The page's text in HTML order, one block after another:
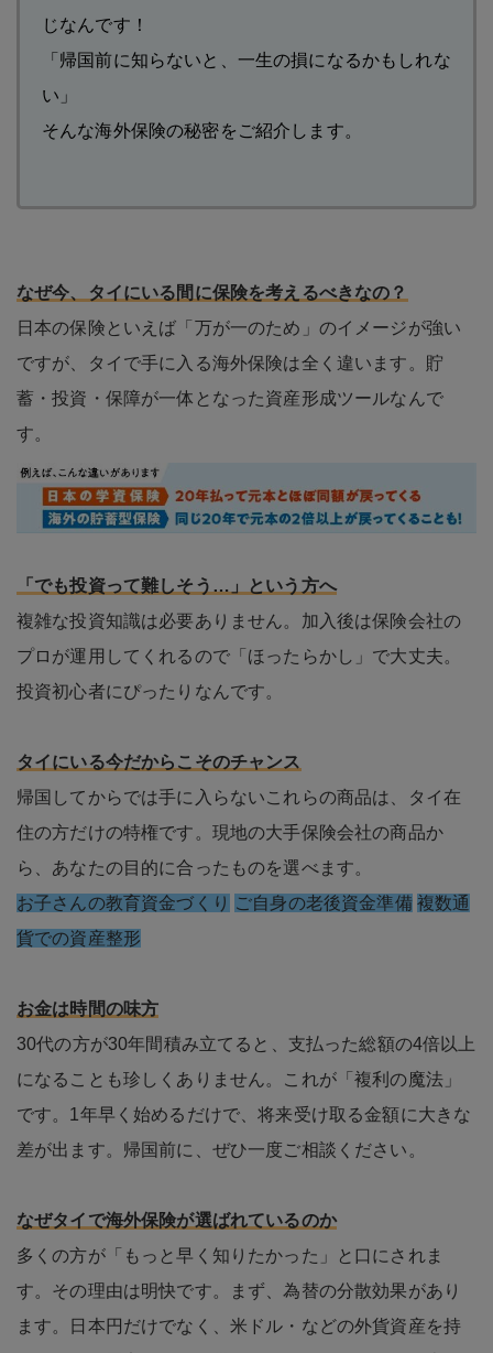
じなんです！
「帰国前に知らないと、一生の損になるかもしれな
い」
そんな海外保険の秘密をご紹介します。
なぜ今、タイにいる間に保険を考えるべきなの？
日本の保険といえば「万が一のため」のイメージが強い
ですが、タイで手に入る海外保険は全く違います。貯
蓄・投資・保障が一体となった資産形成ツールなんで
す。
「でも投資って難しそう…」という方へ
複雑な投資知識は必要ありません。加入後は保険会社の
プロが運用してくれるので「ほったらかし」で大丈夫。
投資初心者にぴったりなんです。
タイにいる今だからこそのチャンス
帰国してからでは手に入らないこれらの商品は、タイ在
住の方だけの特権です。現地の大手保険会社の商品か
ら、あなたの目的に合ったものを選べます。
お子さんの教育資金づくり ご自身の老後資金準備 複数通
貨での資産整形
お金は時間の味方
30代の方が30年間積み立てると、支払った総額の4倍以上
になることも珍しくありません。これが「複利の魔法」
です。1年早く始めるだけで、将来受け取る金額に大きな
差が出ます。帰国前に、ぜひ一度ご相談ください。
なぜタイで海外保険が選ばれているのか
多くの方が「もっと早く知りたかった」と口にされま
す。その理由は明快です。まず、為替の分散効果があり
ます。日本円だけでなく、米ドル・などの外貨資産を持